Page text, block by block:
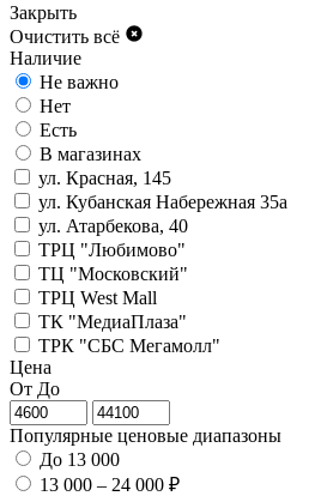
Закрыть
Очистить всё
Наличие
Не важно
Нет
Есть
В магазинах
ул. Красная, 145
ул. Кубанская Набережная 35а
ул. Атарбекова, 40
ТРЦ "Любимово"
ТЦ "Московский"
ТРЦ West Mall
ТК "МедиаПлаза"
ТРК "СБС Мегамолл"
Цена
От До
Популярные ценовые диапазоны
До 13 000
13 000 – 24 000 ₽